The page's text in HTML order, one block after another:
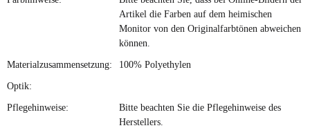
Artikel die Farben auf dem heimischen
Monitor von den Originalfarbtönen abweichen
können.
Materialzusammensetzung: 100% Polyethylen
Optik:
Pflegehinweise:
Bitte beachten Sie die Pflegehinweise des
Herstellers.